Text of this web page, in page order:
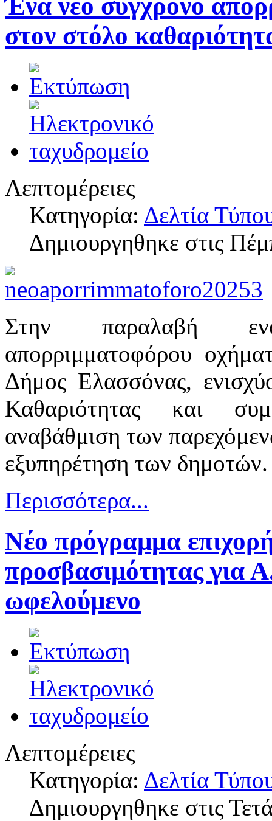
Ένα νέο σύγχρονο
στον στόλο
Λεπτομέρειες
Κατηγορία: Δελτία
Δημιουργηθηκε στις
Στην παραλαβή
απορριμματοφόρου
Δήμος Ελασσόνας,
Καθαριότητας και
αναβάθμιση των
εξυπηρέτηση των δημοτών.
Περισσότερα...
Νέο πρόγραμμα
προσβασιμότητας για
ωφελούμενο
Λεπτομέρειες
Κατηγορία: Δελτία
Δημιουργηθηκε στις